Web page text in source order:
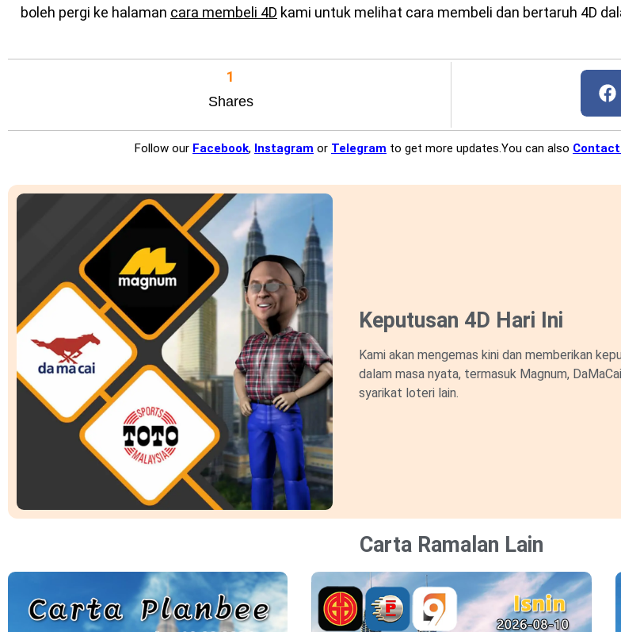
boleh pergi ke halaman cara membeli 4D kami untuk melihat cara membeli dan bertaruh 4D
Shares
1
Follow our Facebook, Instagram or Telegram to get more updates.You can also Contact
Keputusan 4D Hari Ini
Kami akan mengemas kini dan memberikan
dalam masa nyata, termasuk Magnum,
syarikat loteri lain.
Carta Ramalan Lain